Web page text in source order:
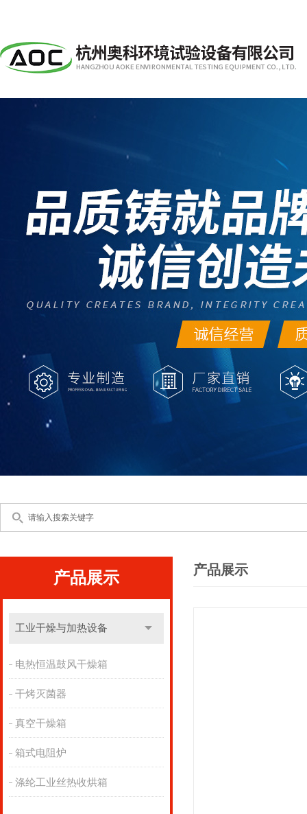
产品展示
工业干燥与加热设备
电热恒温鼓风干燥箱
干烤灭菌器
真空干燥箱
箱式电阻炉
涤纶工业丝热收烘箱
产品展示